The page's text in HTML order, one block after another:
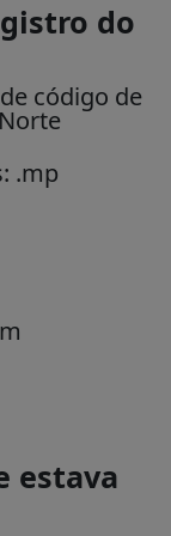
do
código de
.mp
estava